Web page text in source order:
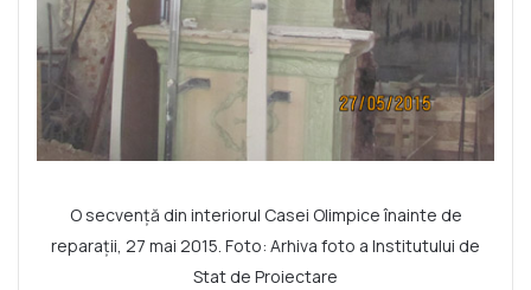
O secvență din interiorul Casei Olimpice înainte de
reparații, 27 mai 2015. Foto: Arhiva foto a Institutului de
Stat de Proiectare